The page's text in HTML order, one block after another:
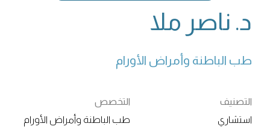
د. ناصر ملا
طب الباطنة وأمراض الأورام
التصنيف
استشاري
التخصص
طب الباطنة وأمراض الأورام